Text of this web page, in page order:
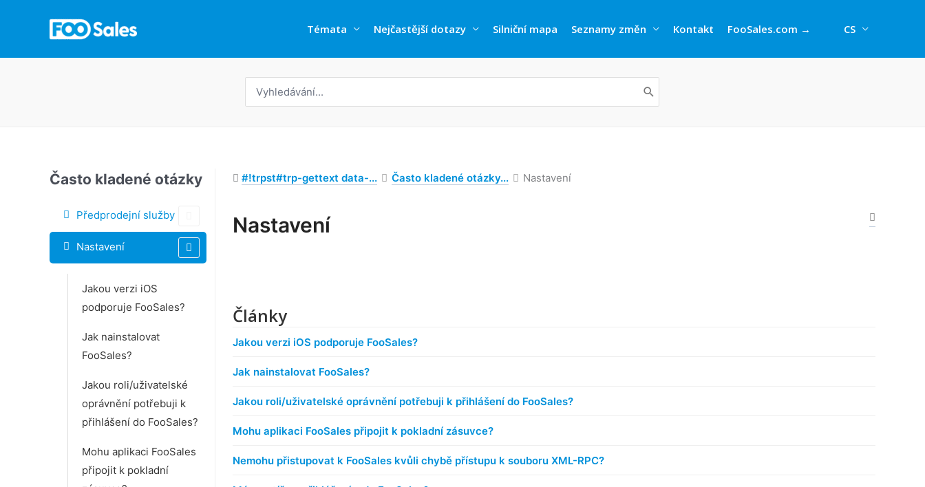
Témata Nejčastější dotazy Silniční mapa Seznamy změn Kontakt FooSales.com → CS
Často kladené otázky
Předprodejní služby
Nastavení
Jakou verzi iOS
podporuje FooSales?
Jak nainstalovat
FooSales?
Jakou roli/uživatelské
oprávnění potřebuji k
přihlášení do FooSales?
Mohu aplikaci FooSales
připojit k pokladní
#!trpst#trp-gettext data-... Často kladené otázky... Nastavení
Nastavení
Články
Jakou verzi iOS podporuje FooSales?
Jak nainstalovat FooSales?
Jakou roli/uživatelské oprávnění potřebuji k přihlášení do FooSales?
Mohu aplikaci FooSales připojit k pokladní zásuvce?
Nemohu přistupovat k FooSales kvůli chybě přístupu k souboru XML-RPC?